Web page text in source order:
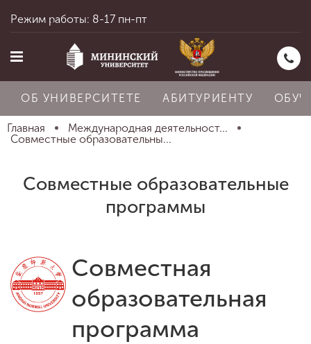
Об университете
Абитуриенту
Обучение
Режим работы: 8-17 пн-пт
ОБ УНИВЕРСИТЕТЕ АБИТУРИЕНТУ
Главная
Международная деятельност...
Совместные образовательны...
Совместные образовательные
программы
Совместная
образовательная
программа